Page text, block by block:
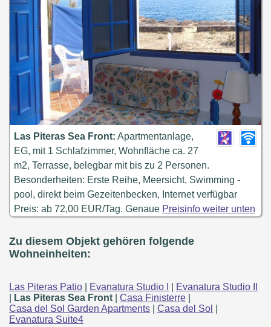
Las Piteras Sea Front: Apartmentanlage,
EG, mit 1 Schlafzimmer, Wohnfläche ca. 27
m2, Terrasse, belegbar mit bis zu 2 Personen.
Besonderheiten: Erste Reihe, Meersicht, Swimming -
pool, direkt beim Gezeitenbecken, Internet verfügbar
Preis: ab 72,00 EUR/Tag. Genaue Preisinfo weiter unten
Zu diesem Objekt gehören folgende
Wohneinheiten:
Las Piteras Patio Evanatura Studio I
Evanatura Studio II
Las Piteras Sea Front Casa Finisterre
Casa del Sol Garden Apartments
Casa del Sol
Evanatura Suite4